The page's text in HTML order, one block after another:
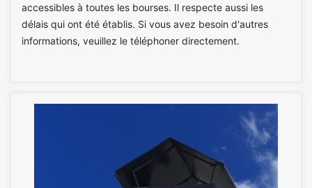
accessibles à toutes les bourses. Il respecte aussi les
délais qui ont été établis. Si vous avez besoin d'autres
informations, veuillez le téléphoner directement.